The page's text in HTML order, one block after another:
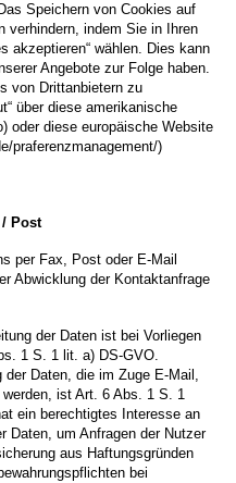
Das Speichern von Cookies auf
verhindern, indem Sie in Ihren
akzeptieren“ wählen. Dies kann
Angebote zur Folge haben.
von Drittanbietern zu
über diese amerikanische
oder diese europäische Website
praferenzmanagement/)
/ Post
per Fax, Post oder E-Mail
Abwicklung der Kontaktanfrage
der Daten ist bei Vorliegen
1 S. 1 lit. a) DS-GVO.
der Daten, die im Zuge E-Mail,
ist Art. 6 Abs. 1 S. 1
ein berechtigtes Interesse an
Daten, um Anfragen der Nutzer
aus Haftungsgründen
bei